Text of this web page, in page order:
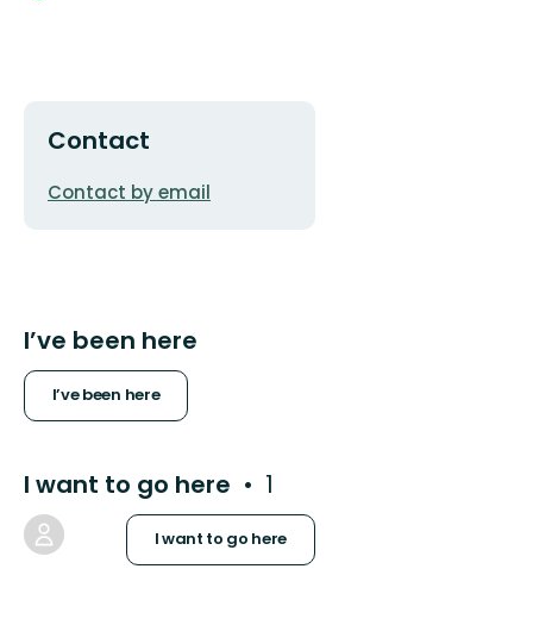
Contact
Email
Contact by email
I’ve been here
I’ve been here
I want to go here 1
I want to go here